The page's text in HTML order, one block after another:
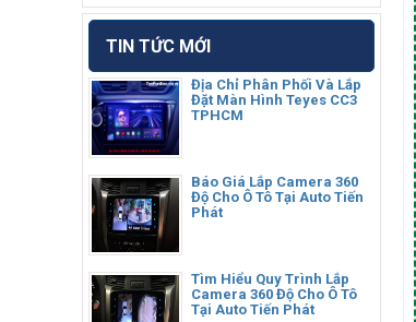
TIN TỨC MỚI
Địa Chỉ Phân Phối Và Lắp
Đặt Màn Hình Teyes CC3
TPHCM
Báo Giá Lắp Camera 360
Độ Cho Ô Tô Tại Auto Tiến
Phát
Tìm Hiểu Quy Trình Lắp
Camera 360 Độ Cho Ô Tô
Tại Auto Tiến Phát